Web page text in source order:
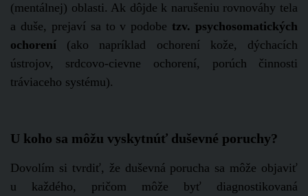
(mentálnej) oblasti. Ak dôjde k narušeniu rovnováhy tela
a duše, prejaví sa to v podobe tzv. psychosomatických
ochorení (ako napríklad ochorení kože, dýchacích
ústrojov, srdcovo-cievne ochorení, porúch činnosti
tráviaceho systému).
U koho sa môžu vyskytnúť duševné poruchy?
Dovolím si tvrdiť, že duševná porucha sa môže objaviť
u každého, pričom môže byť diagnostikovaná